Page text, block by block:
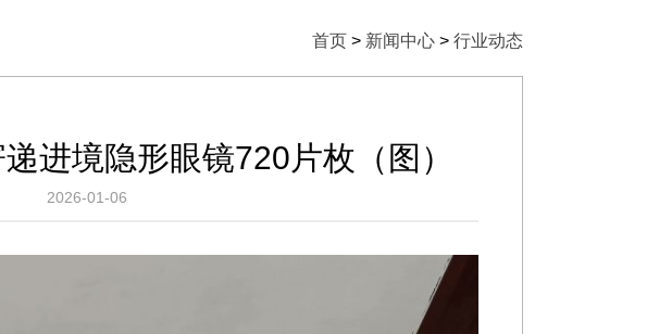
首页 > 新闻中心 > 行业动态
进境隐形眼镜720片枚（图）
2026-01-06